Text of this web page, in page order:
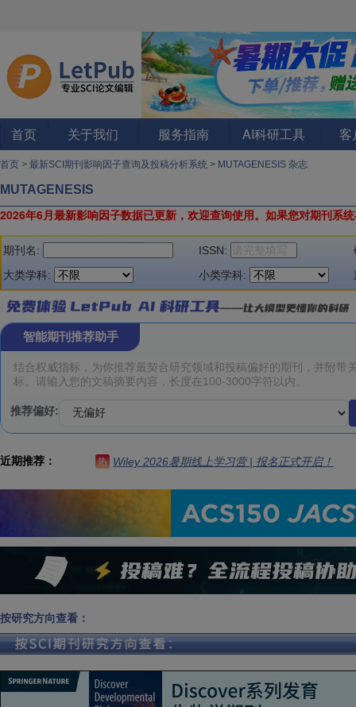
首页 关于我们 服务指南 AI科研工具 客
首页 > 最新SCI期刊影响因子查询及投稿分析系统 > MUTAGENESIS 杂志
MUTAGENESIS
2026年6月最新影响因子数据已更新，欢迎查询使用。 如果您对期刊系
期刊名: ISSN:
大类学科:
小类学科:
智能期刊推荐助手
推荐偏好:
近期推荐： 热 Wiley 2026暑期线上学习营 | 报名正式开启！
按研究方向查看：